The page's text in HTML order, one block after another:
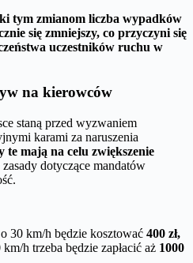
tym zmianom liczba wypadków
się zmniejszy, co przyczyni się
uczestników ruchu w
na kierowców
staną przed wyzwaniem
karami za naruszenia
te mają na celu zwiększenie
dotyczące mandatów
30 km/h będzie kosztować 400 zł,
h trzeba będzie zapłacić aż 1000